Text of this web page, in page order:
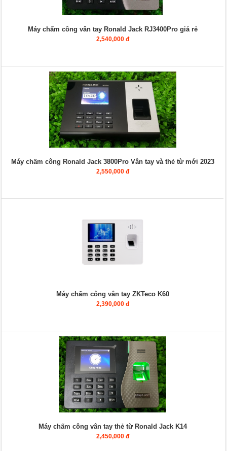
Máy chấm công vân tay Ronald Jack RJ3400Pro giá rẻ
2,540,000 đ
Máy chấm công Ronald Jack 3800Pro Vân tay và thẻ từ mới 2023
2,550,000 đ
Máy chấm công vân tay ZKTeco K60
2,390,000 đ
Máy chấm công vân tay thẻ từ Ronald Jack K14
2,450,000 đ